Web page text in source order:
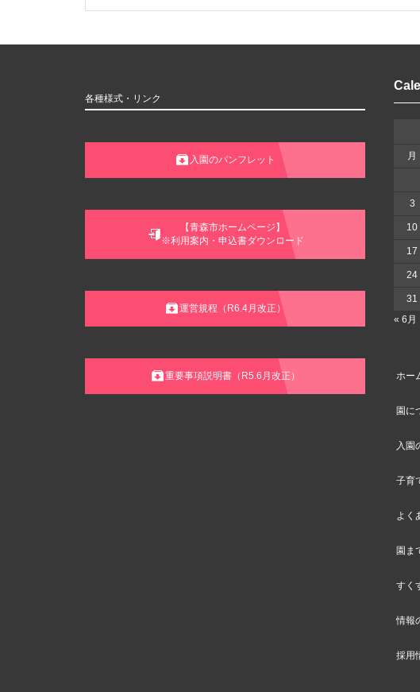
各種様式・リンク
入園のパンフレット
【青森市ホームページ】
※利用案内・申込書ダウンロード
運営規程（R6.4月改正）
重要事項説明書（R5.6月改正）
月
3
10
17
24
31
« 6月
ホー
園に
入園
子育
よく
園ま
すく
情報
採用